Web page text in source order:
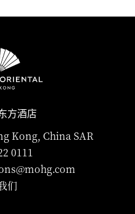
方酒店
Kong, China SAR
0111
们